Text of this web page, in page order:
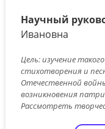
Научный
Ивановна
Цель: изучение
стихотворения и
Отечественной
возникновения
Рассмотреть